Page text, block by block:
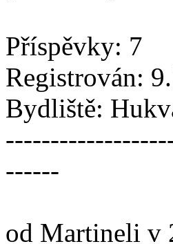
Příspěvky: 7
Registrován:
Bydliště:
------
od Martineli v